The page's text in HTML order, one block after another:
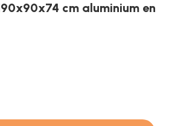
cm aluminium en